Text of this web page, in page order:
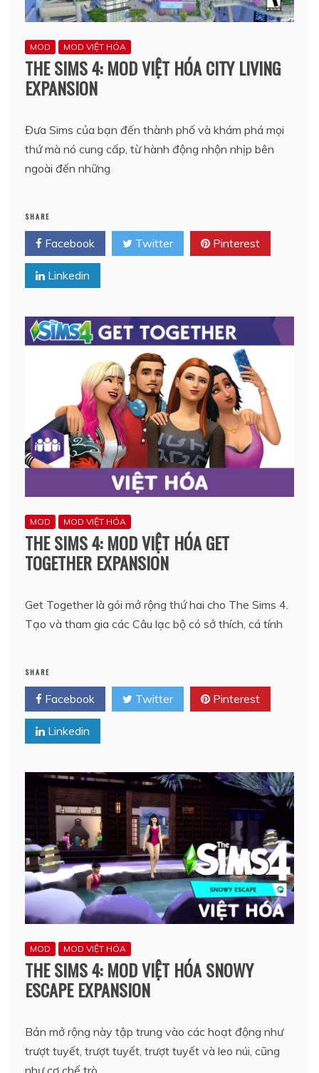
MOD MOD VIỆT HÓA
THE SIMS 4: MOD VIỆT HÓA CITY LIVING
EXPANSION
Đưa Sims của bạn đến thành phố và khám phá mọi
thứ mà nó cung cấp, từ hành động nhộn nhịp bên
ngoài đến những
SHARE
Facebook Twitter Pinterest
Linkedin
MOD MOD VIỆT HÓA
THE SIMS 4: MOD VIỆT HÓA GET
TOGETHER EXPANSION
Get Together là gói mở rộng thứ hai cho The Sims 4.
Tạo và tham gia các Câu lạc bộ có sở thích, cá tính
SHARE
Facebook Twitter Pinterest
Linkedin
MOD MOD VIỆT HÓA
THE SIMS 4: MOD VIỆT HÓA SNOWY
ESCAPE EXPANSION
Bản mở rộng này tập trung vào các hoạt động như
trượt tuyết, trượt tuyết, trượt tuyết và leo núi, cũng
như cơ chế trò